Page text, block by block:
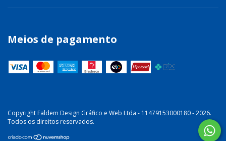
Meios de pagamento
Copyright Faldem Design Gráfico e Web Ltda - 11479153000180 - 2026.
Todos os direitos reservados.